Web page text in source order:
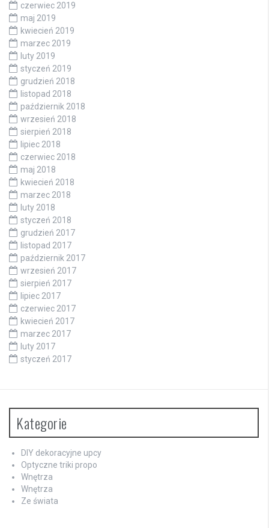
czerwiec 2019
maj 2019
kwiecień 2019
marzec 2019
luty 2019
styczeń 2019
grudzień 2018
listopad 2018
październik 2018
wrzesień 2018
sierpień 2018
lipiec 2018
czerwiec 2018
maj 2018
kwiecień 2018
marzec 2018
luty 2018
styczeń 2018
grudzień 2017
listopad 2017
październik 2017
wrzesień 2017
sierpień 2017
lipiec 2017
czerwiec 2017
kwiecień 2017
marzec 2017
luty 2017
styczeń 2017
Kategorie
DIY dekoracyjne upcy
Optyczne triki propo
Wnętrza
Wnętrza
Ze świata